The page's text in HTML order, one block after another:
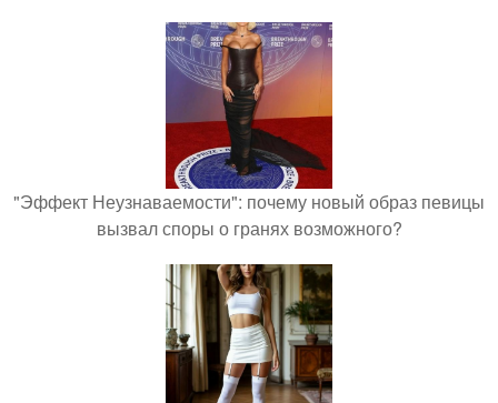
"Эффект Неузнаваемости": почему новый образ певицы
вызвал споры о гранях возможного?